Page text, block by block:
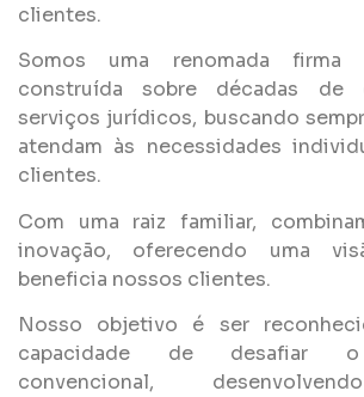
clientes.
Somos uma renomada firma
construída sobre décadas de
serviços jurídicos, buscando
atendam às necessidades
clientes.
Com uma raiz familiar,
inovação, oferecendo uma
beneficia nossos clientes.
Nosso objetivo é ser
capacidade de desafiar o
convencional,